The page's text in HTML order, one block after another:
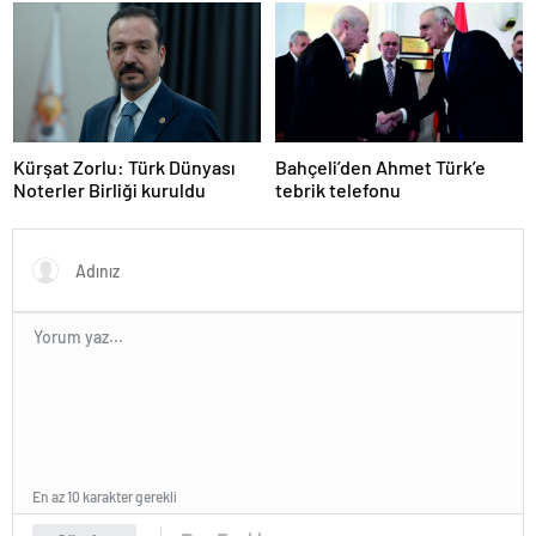
Kürşat Zorlu: Türk Dünyası
Noterler Birliği kuruldu
Bahçeli’den Ahmet Türk’e
tebrik telefonu
En az 10 karakter gerekli